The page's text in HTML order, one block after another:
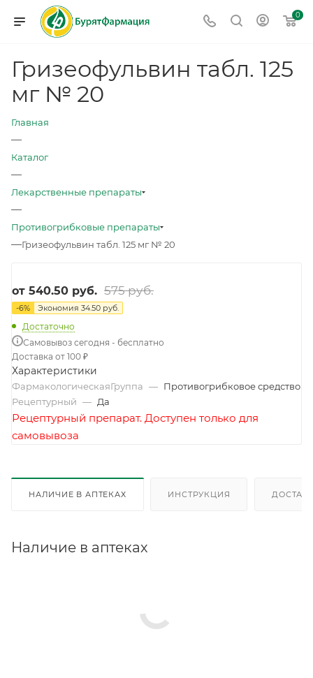
0
Гризеофульвин табл. 125
мг № 20
Главная
—
Каталог
—
Лекарственные препараты
—
Противогрибковые препараты
—Гризеофульвин табл. 125 мг № 20
от 540.50 руб. 575 руб.
-6% Экономия 34.50 руб.
Достаточно
Самовывоз сегодня - бесплатно
Доставка от 100 ₽
Характеристики
ФармакологическаяГруппа — Противогрибковое средство
Рецептурный — Да
Рецептурный препарат. Доступен только для
самовывоза
НАЛИЧИЕ В АПТЕКАХ ИНСТРУКЦИЯ
Наличие в аптеках